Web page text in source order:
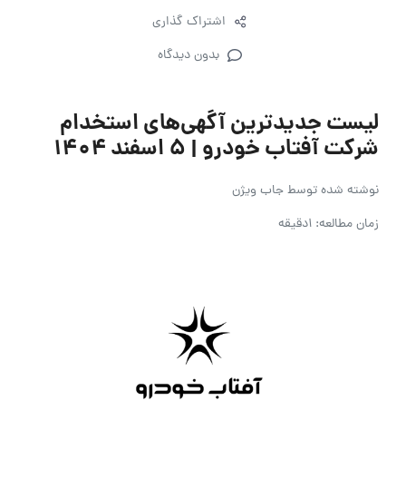
اشتراک گذاری
بدون دیدگاه
لیست جدیدترین آگهی‌های استخدام
شرکت آفتاب خودرو | ۵ اسفند ۱۴۰۴
نوشته شده توسطجاب ویژن
زمان مطالعه: 1دقیقه